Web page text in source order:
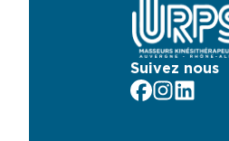
Suivez nous
facebook
Instagram
LinkedIn